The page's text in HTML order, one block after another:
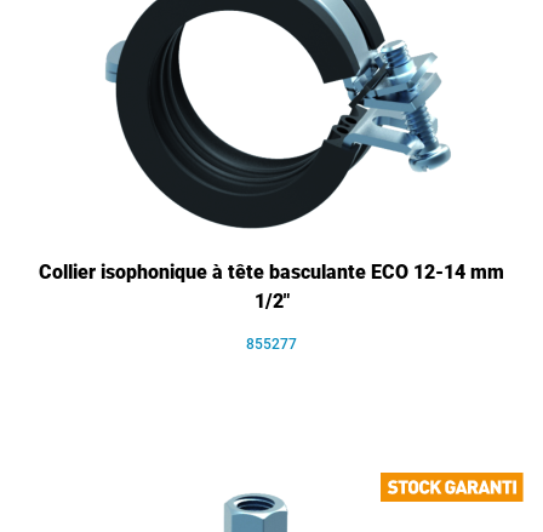
Collier isophonique à tête basculante ECO 12-14 mm
1/2"
855277